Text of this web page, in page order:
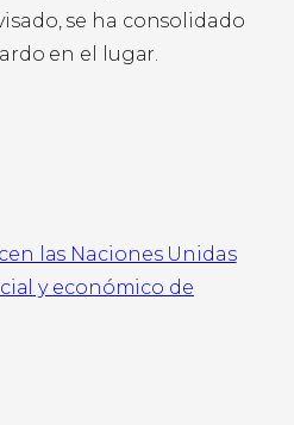
se ha consolidado
en el lugar.
las Naciones Unidas
y económico de